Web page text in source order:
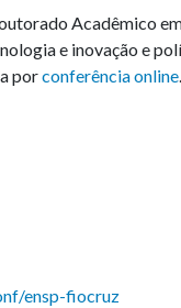
Acadêmico
e inovação e
porconferência online.
ensp-fiocruz